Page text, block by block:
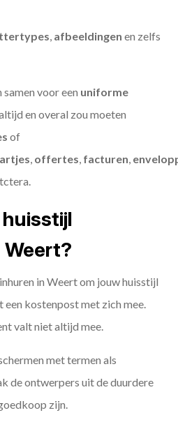
, afbeeldingen en zelfs
voor een uniforme
en overal zou moeten
of
, offertes, facturen,
inhuren in Weert om jouw huisstijl
kostenpost met zich mee.
valt niet altijd mee.
met termen als
de ontwerpers uit de duurdere
zijn.